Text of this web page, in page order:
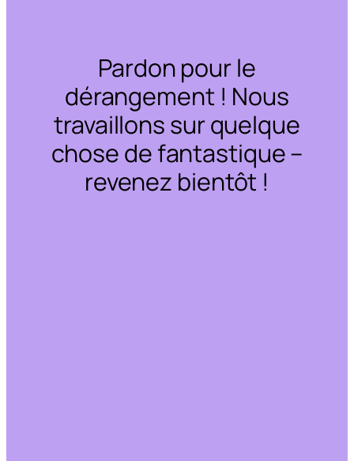
Pardon pour le
dérangement ! Nous
travaillons sur quelque
chose de fantastique –
revenez bientôt !